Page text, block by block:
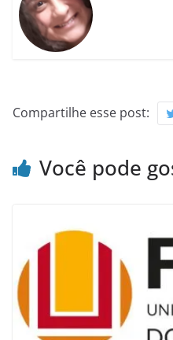
Compartilhe esse post:
Você pode